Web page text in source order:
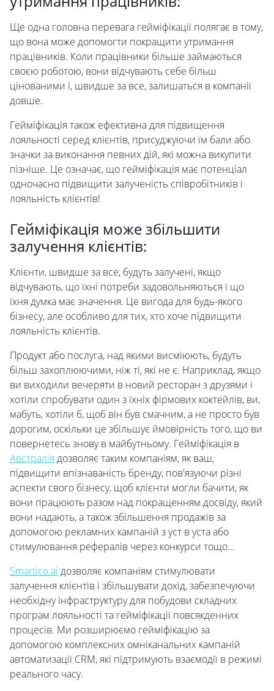
Ще одна головна перевага гейміфікації полягає в тому,
що вона може допомогти покращити утримання
працівників. Коли працівники більше займаються
своєю роботою, вони відчувають себе більш
цінованими і, швидше за все, залишаться в компанії
довше.
Гейміфікація також ефективна для підвищення
лояльності серед клієнтів, присуджуючи їм бали або
значки за виконання певних дій, які можна викупити
пізніше. Це означає, що гейміфікація має потенціал
одночасно підвищити залученість співробітників і
лояльність клієнтів!
Гейміфікація може збільшити
залучення клієнтів:
Клієнти, швидше за все, будуть залучені, якщо
відчувають, що їхні потреби задовольняються і що
їхня думка має значення. Це вигода для будь-якого
бізнесу, але особливо для тих, хто хоче підвищити
лояльність клієнтів.
Продукт або послуга, над якими висміюють, будуть
більш захоплюючими, ніж ті, які не є. Наприклад, якщо
ви виходили вечеряти в новий ресторан з друзями і
хотіли спробувати один з їхніх фірмових коктейлів, ви,
мабуть, хотіли б, щоб він був смачним, а не просто був
дорогим, оскільки це збільшує ймовірність того, що ви
повернетесь знову в майбутньому. Гейміфікація в
Австралія дозволяє таким компаніям, як ваш,
підвищити впізнаваність бренду, пов'язуючи різні
аспекти свого бізнесу, щоб клієнти могли бачити, як
вони працюють разом над покращенням досвіду, який
вони надають, а також збільшення продажів за
допомогою рекламних кампаній з уст в уста або
стимулювання рефералів через конкурси тощо...
Smartico.ai дозволяє компаніям стимулювати
залучення клієнтів і збільшувати дохід, забезпечуючи
необхідну інфраструктуру для побудови складних
програм лояльності та гейміфікації повсякденних
процесів. Ми розширюємо гейміфікацію за
допомогою комплексних омніканальних кампаній
автоматизації CRM, які підтримують взаємодії в режимі
реального часу.